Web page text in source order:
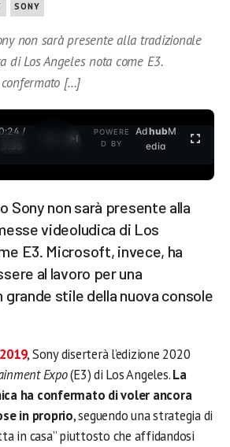
SONY
non sarà presente alla tradizionale
di Los Angeles nota come E3.
confermato […]
0:24 /
3:35
POWERE
D BY
AdhubM
edia
Sony non sarà presente alla
videoludica di Los
E3. Microsoft, invece, ha
al lavoro per una
stile della nuova console
, Sony diserterà l’edizione 2020
Expo(E3) di Los Angeles.La
ha confermato di voler ancora
in proprio, seguendo una strategia di
in casa” piuttosto che affidandosi